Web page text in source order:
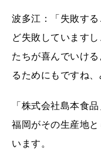
波多江：「失敗す
ど失敗しています
たちが喜んでいけ
るためにもですね
「株式会社島本食
福岡がその生産地
います。